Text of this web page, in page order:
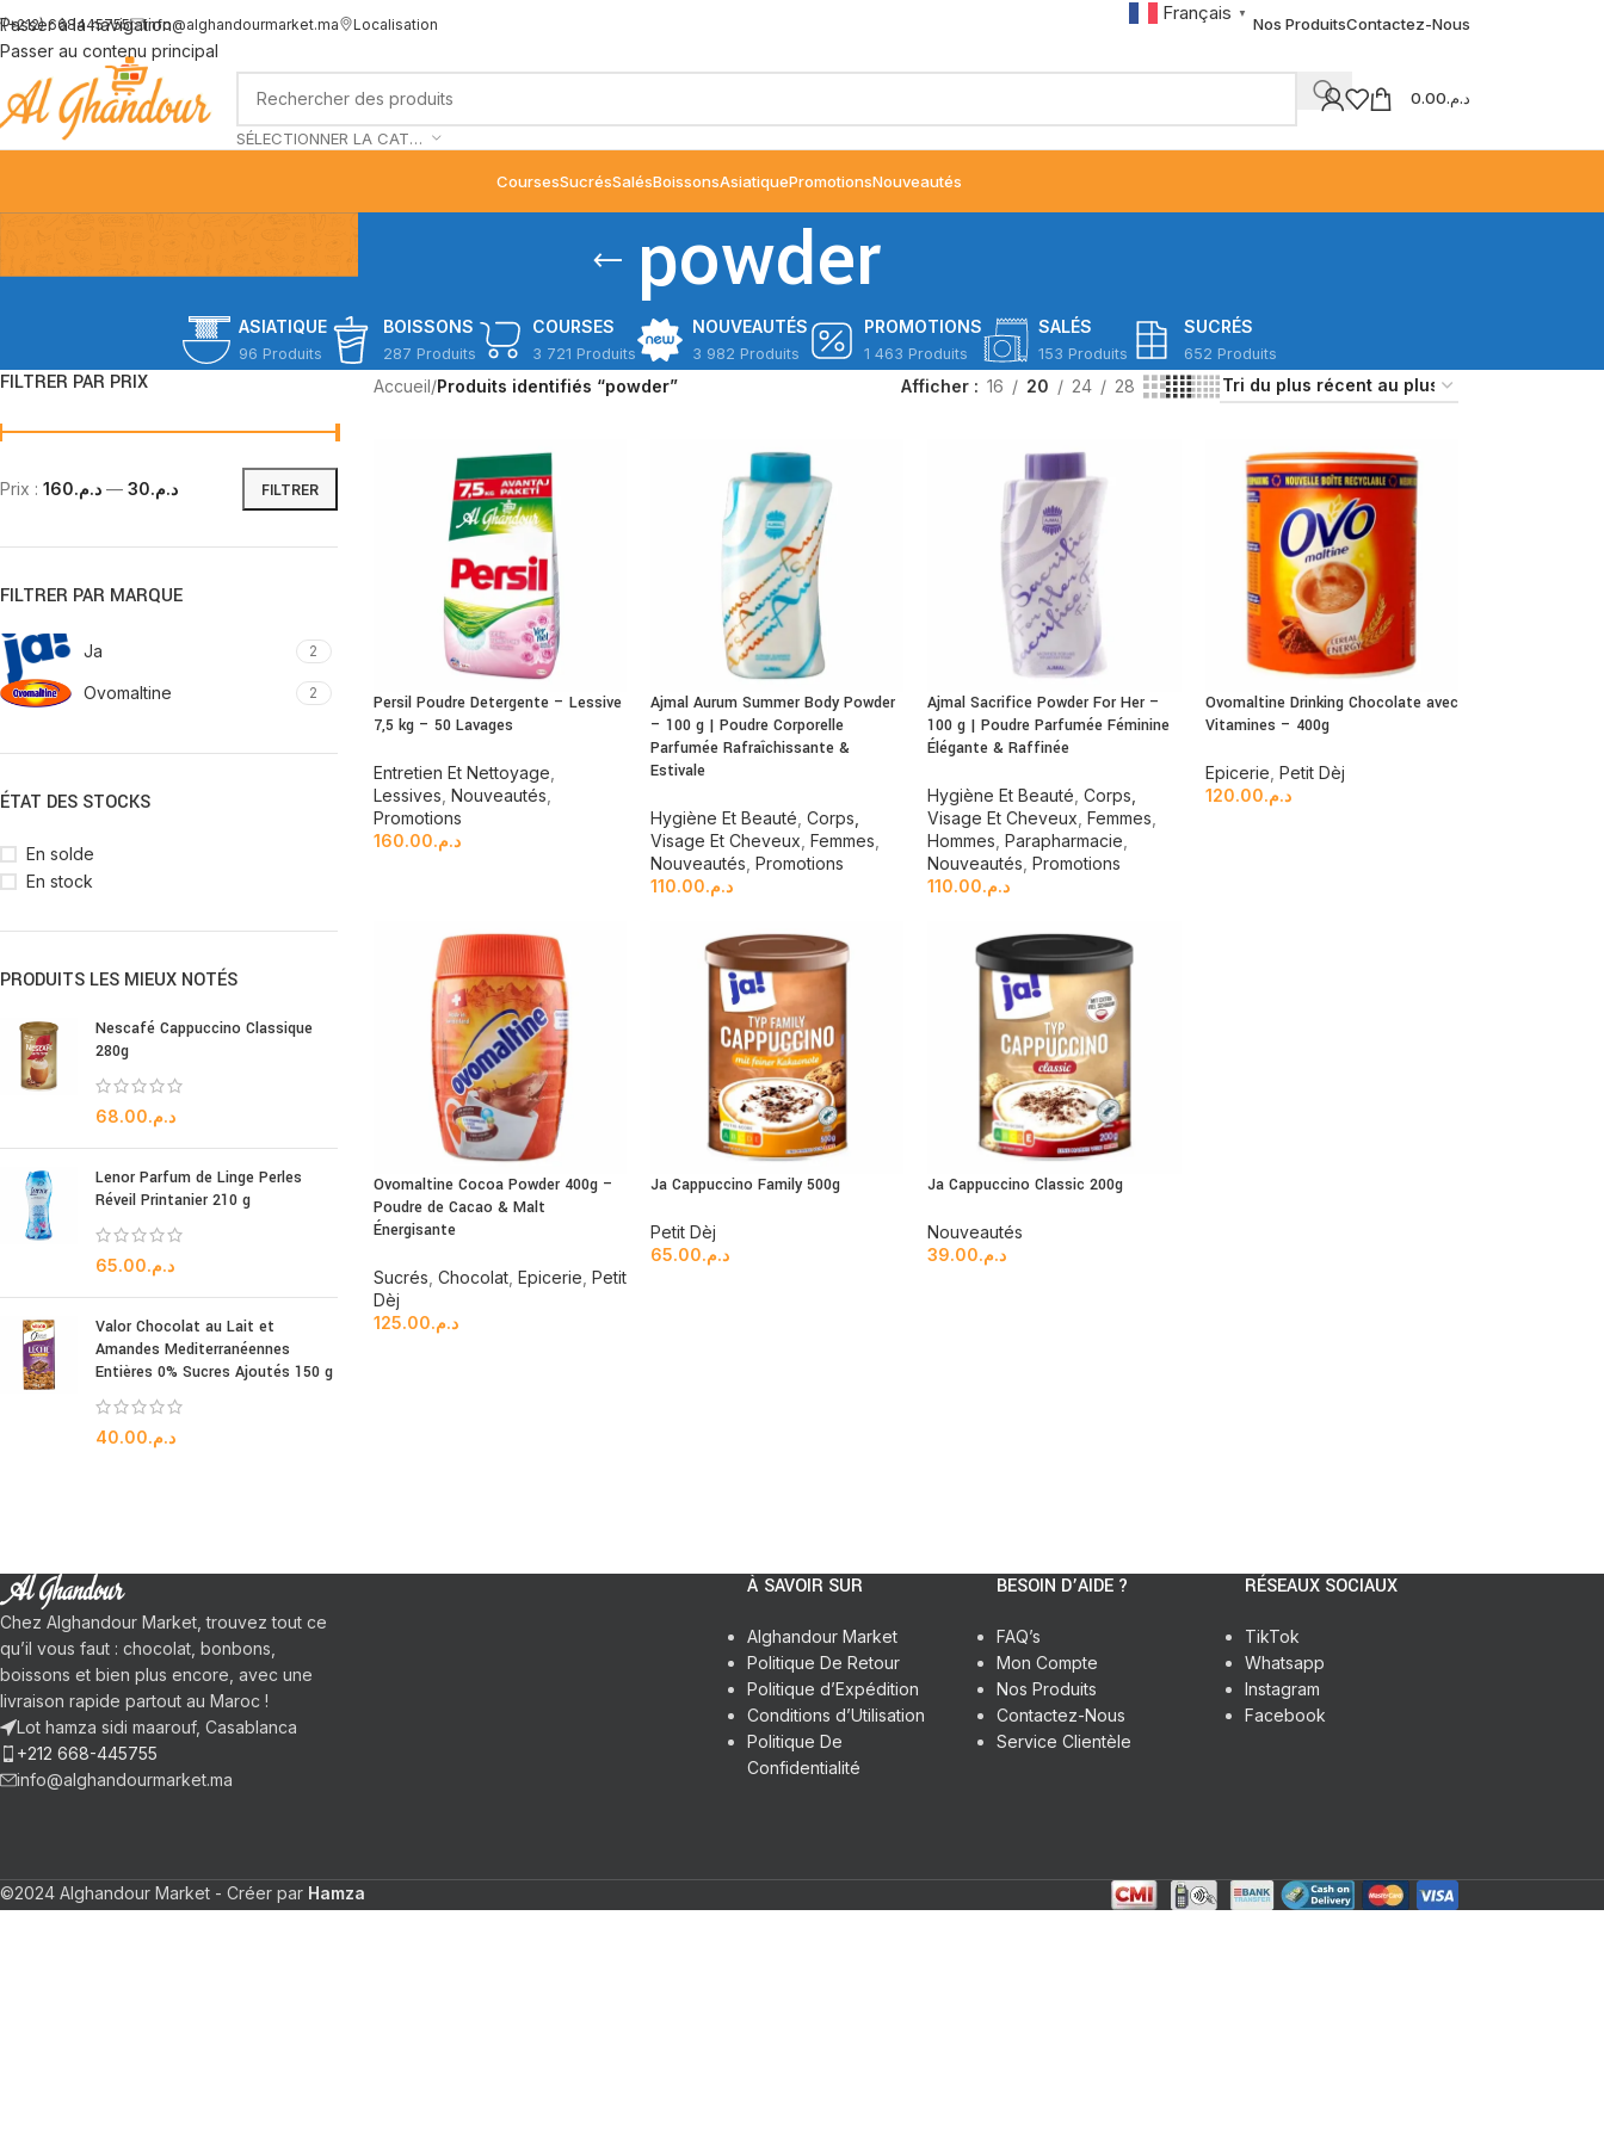
Passer à la navigation
Passer au contenu principal
(+212) 668445755 info@alghandourmarket.ma Localisation Français ▼
Nos ProduitsContactez-Nous
SÉLECTIONNER LA CATÉGORIE
د.م.0.00
CoursesSucrésSalésBoissonsAsiatiquePromotionsNouveautés
powder
ASIATIQUE
96 Produits
BOISSONS
287 Produits
COURSES
3 721 Produits
NOUVEAUTÉS
3 982 Produits
PROMOTIONS
1 463 Produits
SALÉS
153 Produits
SUCRÉS
652 Produits
FILTRER PAR PRIX
FILTRER
Prix : د.م.30 — د.م.160
FILTRER PAR MARQUE
Ja 2
Ovomaltine 2
ÉTAT DES STOCKS
En solde
En stock
PRODUITS LES MIEUX NOTÉS
Nescafé Cappuccino Classique
280g
د.م.68.00
Lenor Parfum de Linge Perles
Réveil Printanier 210 g
د.م.65.00
Valor Chocolat au Lait et
Amandes Mediterranéennes
Entières 0% Sucres Ajoutés 150 g
د.م.40.00
Accueil/Produits identifiés “powder” Afficher 16 20 24 28
Persil Poudre Detergente – Lessive
7,5 kg – 50 Lavages
Entretien Et Nettoyage
Lessives Nouveautés
Promotions
د.م.160.00
Ajmal Aurum Summer Body Powder
– 100 g | Poudre Corporelle
Parfumée Rafraîchissante &
Estivale
Hygiène Et Beauté Corps,
Visage Et Cheveux Femmes
Nouveautés Promotions
د.م.110.00
Ajmal Sacrifice Powder For Her –
100 g | Poudre Parfumée Féminine
Élégante & Raffinée
Hygiène Et Beauté Corps,
Visage Et Cheveux Femmes
Hommes Parapharmacie
Nouveautés Promotions
د.م.110.00
Ovomaltine Drinking Chocolate avec
Vitamines – 400g
Epicerie Petit Dèj
د.م.120.00
Ovomaltine Cocoa Powder 400g –
Poudre de Cacao & Malt
Énergisante
Sucrés, Chocolat, Epicerie, Petit
Dèj
د.م.125.00
Ja Cappuccino Family 500g
Petit Dèj
د.م.65.00
Ja Cappuccino Classic 200g
Nouveautés
د.م.39.00
Chez Alghandour Market, trouvez tout ce
qu’il vous faut : chocolat, bonbons,
boissons et bien plus encore, avec une
livraison rapide partout au Maroc !
Lot hamza sidi maarouf, Casablanca
+212 668-445755
info@alghandourmarket.ma
À SAVOIR SUR
Alghandour Market
Politique De Retour
Politique d’Expédition
Conditions d’Utilisation
Politique De
Confidentialité
BESOIN D’AIDE ?
FAQ’s
Mon Compte
Nos Produits
Contactez-Nous
Service Clientèle
RÉSEAUX SOCIAUX
TikTok
Whatsapp
Instagram
Facebook
©2024 Alghandour Market - Créer par Hamza